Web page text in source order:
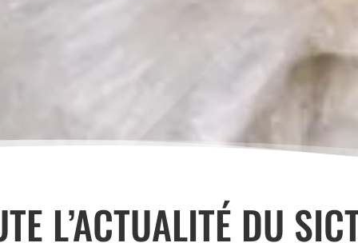
L’ACTUALITÉ DU